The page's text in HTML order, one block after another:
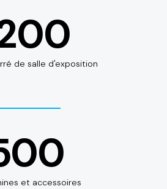
de salle d'exposition
et accessoires